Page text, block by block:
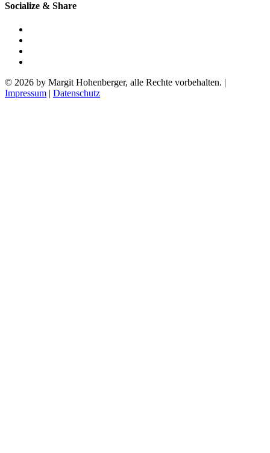
Socialize & Share
© 2026 by Margit Hohenberger, alle Rechte vorbehalten. |
Impressum | Datenschutz